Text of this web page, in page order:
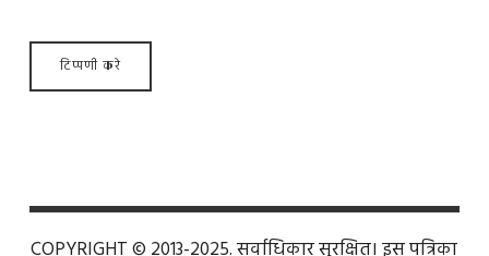
COPYRIGHT © 2013-2025. सर्वाधिकार सुरक्षित। इस पत्रिका